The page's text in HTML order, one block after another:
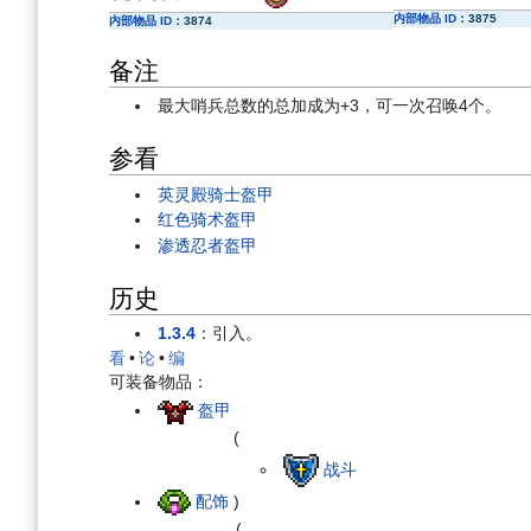
内部物品 ID ： 3874 内部物品 ID ： 3875
备注
最大哨兵总数的总加成为+3，可一次召唤4个。
参看
英灵殿骑士盔甲
红色骑术盔甲
渗透忍者盔甲
历史
1.3.4 ：引入。
看•论•编
可装备物品：
盔甲
配饰
(
战斗
)